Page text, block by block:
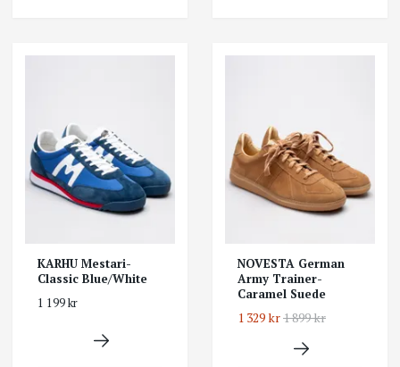
KARHU Mestari-
Classic Blue/White
1 199 kr
NOVESTA German
Army Trainer-
Caramel Suede
1 329 kr1 899 kr